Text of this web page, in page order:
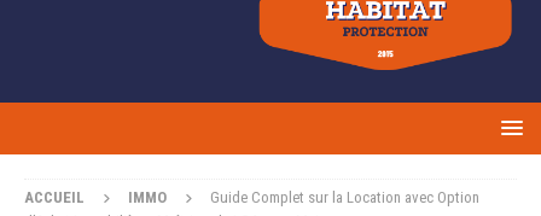
ACCUEIL IMMO
Guide Complet sur la Location avec Option